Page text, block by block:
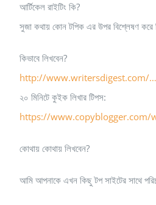
আর্টিকেল রাইটিং কি?
সুজা কথায় কোন টপিক এর উপর বিশ্লেষণ করে
কিভাবে লিখবেন?
http://www.writersdigest.com/
২০ মিনিটে কুইক লিখার টিপস:
https://www.copyblogger.com/
কোথায় কোথায় লিখবেন?
আমি আপনাকে এখন কিছু টপ সাইটের সাথে